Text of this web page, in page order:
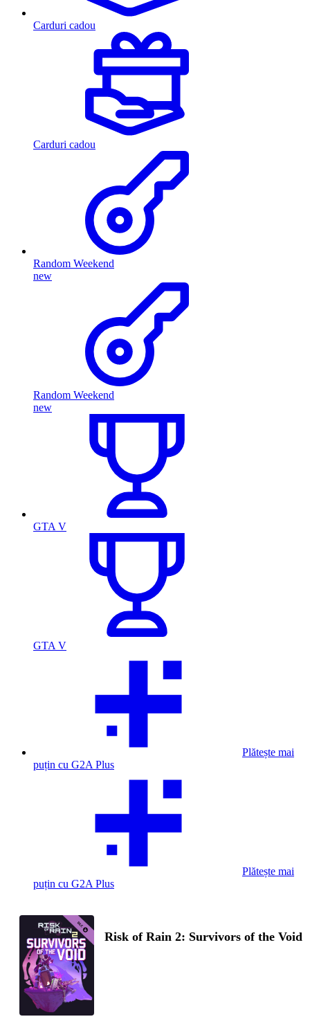
Carduri cadou
Carduri cadou
Random Weekend
new
Random Weekend
new
GTA V
GTA V
Plătește mai
puțin cu G2A Plus
Plătește mai
puțin cu G2A Plus
Risk of Rain 2: Survivors of the Void